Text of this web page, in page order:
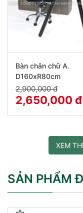
Bàn chân chữ A.
D160xR80cm
2,900,000 đ
2,650,000 đ
XEM
SẢN PHẨM